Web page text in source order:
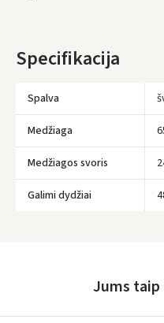
Specifikacija
Spalva
Medžiaga
Medžiagos svoris
Galimi dydžiai
Jums
Įvertinimas: